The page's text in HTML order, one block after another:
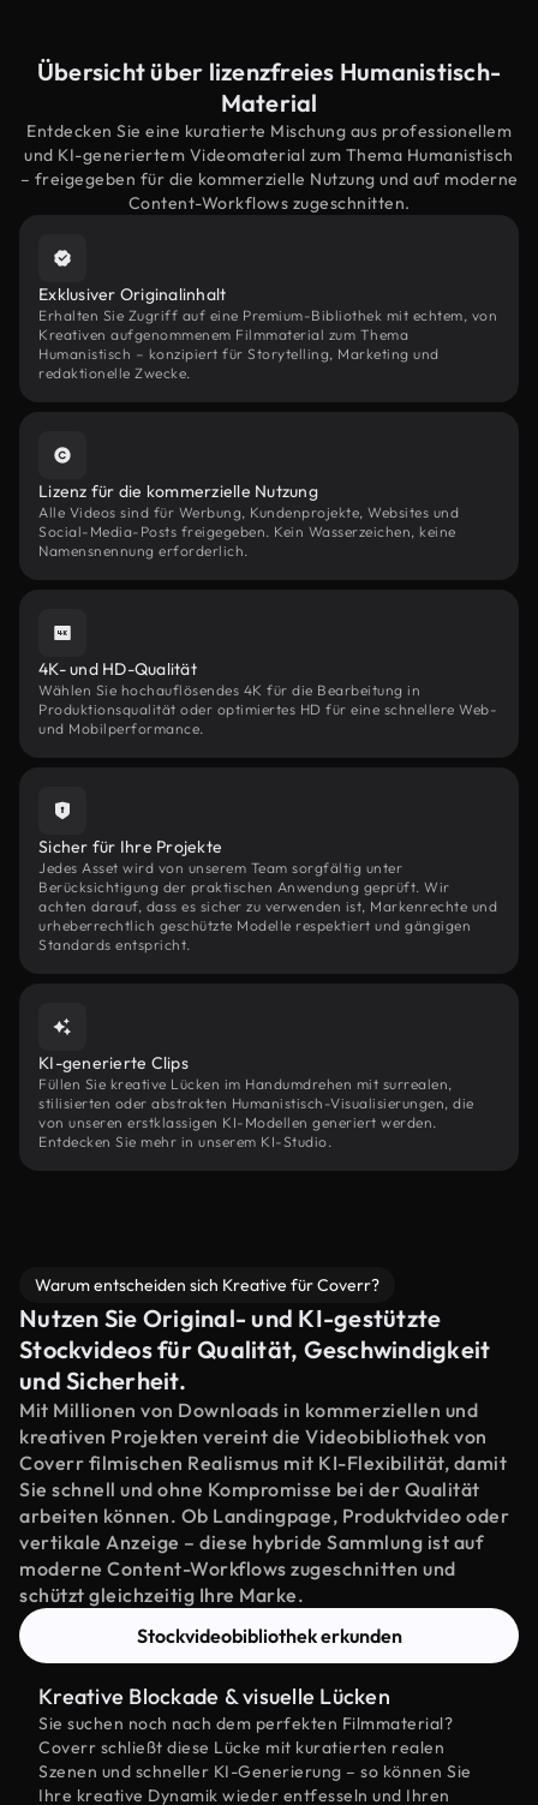
Übersicht über lizenzfreies Humanistisch-
Material
Entdecken Sie eine kuratierte Mischung aus professionellem
und KI-generiertem Videomaterial zum Thema Humanistisch
– freigegeben für die kommerzielle Nutzung und auf moderne
Content-Workflows zugeschnitten.
Exklusiver Originalinhalt
Erhalten Sie Zugriff auf eine Premium-Bibliothek mit echtem, von
Kreativen aufgenommenem Filmmaterial zum Thema
Humanistisch – konzipiert für Storytelling, Marketing und
redaktionelle Zwecke.
Lizenz für die kommerzielle Nutzung
Alle Videos sind für Werbung, Kundenprojekte, Websites und
Social-Media-Posts freigegeben. Kein Wasserzeichen, keine
Namensnennung erforderlich.
4K- und HD-Qualität
Wählen Sie hochauflösendes 4K für die Bearbeitung in
Produktionsqualität oder optimiertes HD für eine schnellere Web-
und Mobilperformance.
Sicher für Ihre Projekte
Jedes Asset wird von unserem Team sorgfältig unter
Berücksichtigung der praktischen Anwendung geprüft. Wir
achten darauf, dass es sicher zu verwenden ist, Markenrechte und
urheberrechtlich geschützte Modelle respektiert und gängigen
Standards entspricht.
KI-generierte Clips
Füllen Sie kreative Lücken im Handumdrehen mit surrealen,
stilisierten oder abstrakten Humanistisch-Visualisierungen, die
von unseren erstklassigen KI-Modellen generiert werden.
Entdecken Sie mehr in unserem KI-Studio.
Warum entscheiden sich Kreative für Coverr?
Nutzen Sie Original- und KI-gestützte
Stockvideos für Qualität, Geschwindigkeit
und Sicherheit.
Mit Millionen von Downloads in kommerziellen und
kreativen Projekten vereint die Videobibliothek von
Coverr filmischen Realismus mit KI-Flexibilität, damit
Sie schnell und ohne Kompromisse bei der Qualität
arbeiten können. Ob Landingpage, Produktvideo oder
vertikale Anzeige – diese hybride Sammlung ist auf
moderne Content-Workflows zugeschnitten und
schützt gleichzeitig Ihre Marke.
Stockvideobibliothek erkunden
Kreative Blockade & visuelle Lücken
Sie suchen noch nach dem perfekten Filmmaterial?
Coverr schließt diese Lücke mit kuratierten realen
Szenen und schneller KI-Generierung – so können Sie
Ihre kreative Dynamik wieder entfesseln und Ihren